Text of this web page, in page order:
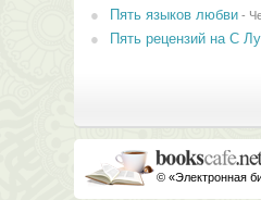
Пять языков любви-
Пять рецензий на С
© «Электронная